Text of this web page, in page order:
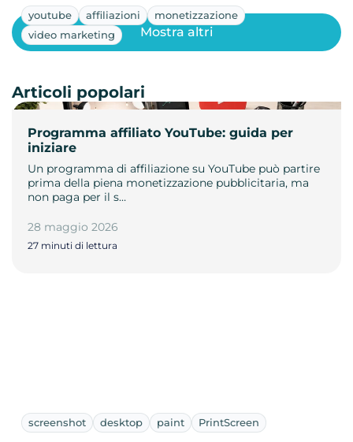
youtube affiliazioni
monetizzazione
video marketing
Programma affiliato YouTube: guida per
iniziare
Un programma di affiliazione su YouTube può partire
prima della piena monetizzazione pubblicitaria, ma
non paga per il s…
28 maggio 2026
27 minuti di lettura
Mostra altri
Articoli popolari
screenshot desktop paint PrintScreen